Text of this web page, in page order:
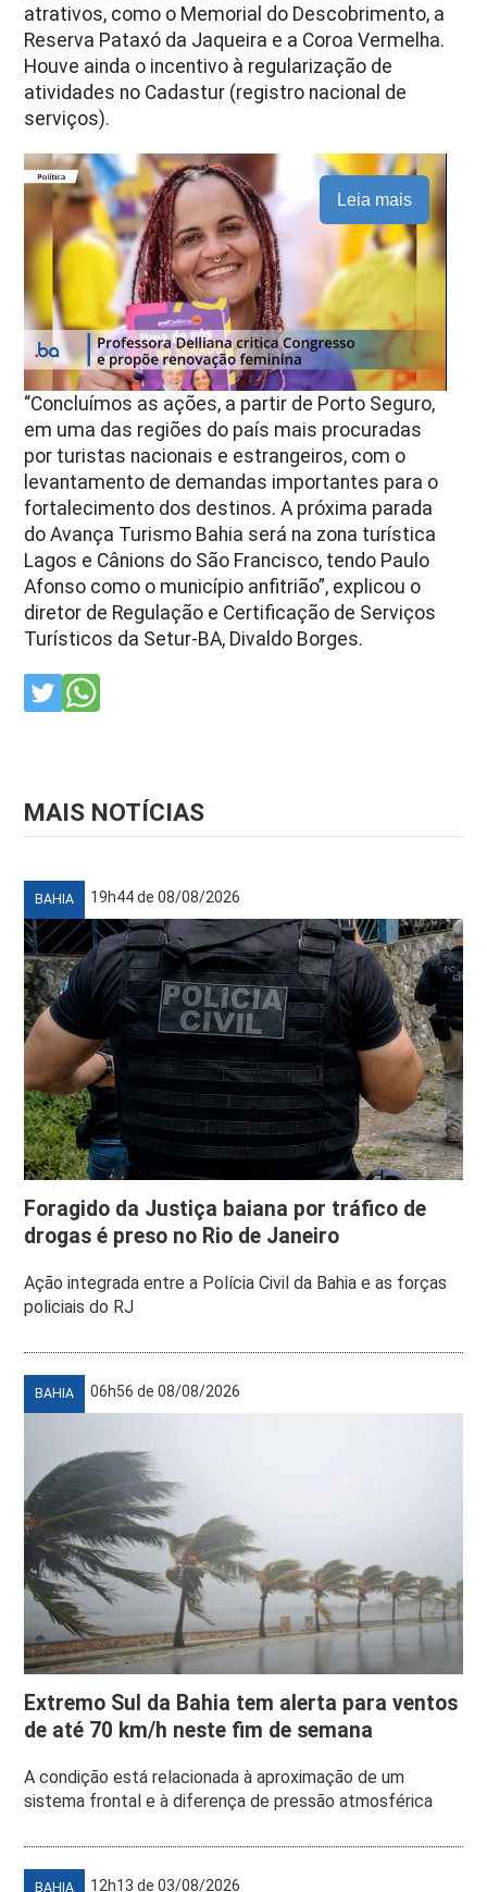
atrativos, como o Memorial do Descobrimento, a
Reserva Pataxó da Jaqueira e a Coroa Vermelha.
Houve ainda o incentivo à regularização de
atividades no Cadastur (registro nacional de
serviços).
Leia mais
“Concluímos as ações, a partir de Porto Seguro,
em uma das regiões do país mais procuradas
por turistas nacionais e estrangeiros, com o
levantamento de demandas importantes para o
fortalecimento dos destinos. A próxima parada
do Avança Turismo Bahia será na zona turística
Lagos e Cânions do São Francisco, tendo Paulo
Afonso como o município anfitrião”, explicou o
diretor de Regulação e Certificação de Serviços
Turísticos da Setur-BA, Divaldo Borges.
MAIS NOTÍCIAS
BAHIA 19h44 de 08/08/2026
Foragido da Justiça baiana por tráfico de
drogas é preso no Rio de Janeiro
Ação integrada entre a Polícia Civil da Bahia e as forças
policiais do RJ
BAHIA 06h56 de 08/08/2026
Extremo Sul da Bahia tem alerta para ventos
de até 70 km/h neste fim de semana
A condição está relacionada à aproximação de um
sistema frontal e à diferença de pressão atmosférica
BAHIA 12h13 de 03/08/2026